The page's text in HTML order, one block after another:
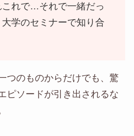
これで…それで一緒だっ
学のセミナーで知り合
つのものからだけでも、驚
ピソードが引き出されるな